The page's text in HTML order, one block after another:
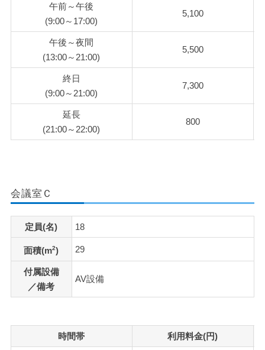
午前～午後
(9:00～17:00)
5,100
午後～夜間
(13:00～21:00)
5,500
終日
(9:00～21:00)
7,300
延長
(21:00～22:00)
800
会議室Ｃ
定員(名) 18
面積(m2) 29
付属設備
／備考
AV設備
時間帯 利用料金(円)